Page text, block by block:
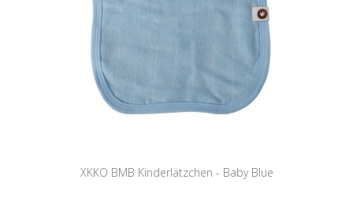
XKKO BMB Kinderlätzchen - Baby Blue